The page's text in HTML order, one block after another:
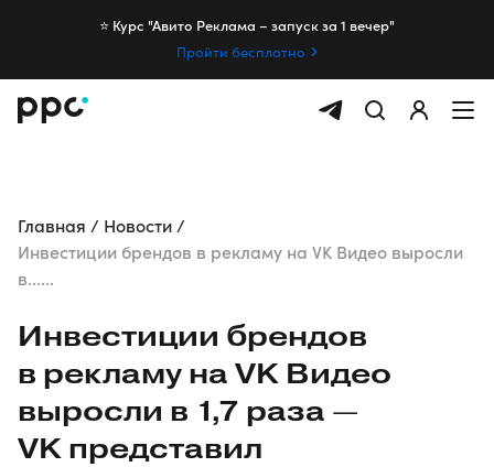
⭐️ Курс "Авито Реклама – запуск за 1 вечер"
Пройти бесплатно
Главная
Новости
Инвестиции брендов в рекламу на VK Видео выросли
в......
Инвестиции брендов
в рекламу на VK Видео
выросли в 1,7 раза —
VK представил